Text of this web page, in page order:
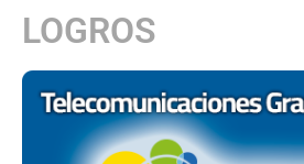
LOGROS